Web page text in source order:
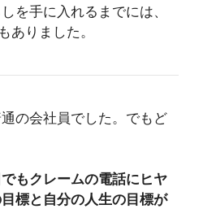
を手に入れるまでには、
ありました。
の会社員でした。でもど
もクレームの電話にヒヤ
標と自分の人生の目標が